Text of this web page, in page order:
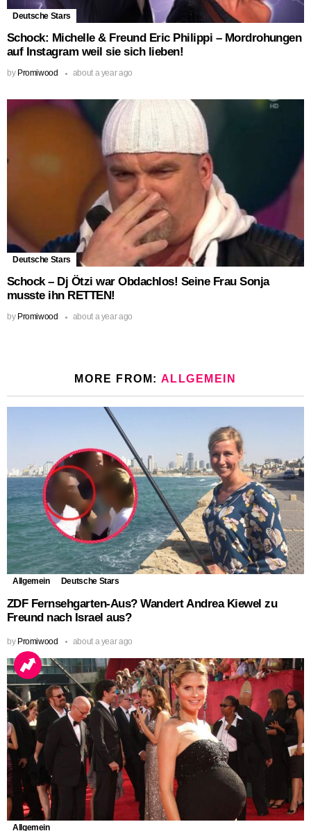
Deutsche Stars
Schock: Michelle & Freund Eric Philippi – Mordrohungen
auf Instagram weil sie sich lieben!
by Promiwood about a year ago
Deutsche Stars
Schock – Dj Ötzi war Obdachlos! Seine Frau Sonja
musste ihn RETTEN!
by Promiwood about a year ago
MORE FROM: ALLGEMEIN
Allgemein Deutsche Stars
ZDF Fernsehgarten-Aus? Wandert Andrea Kiewel zu
Freund nach Israel aus?
by Promiwood about a year ago
Allgemein